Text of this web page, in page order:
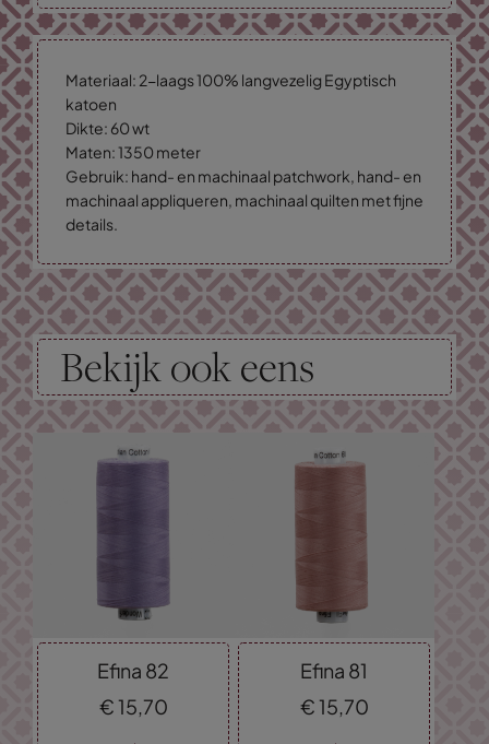
Materiaal: 2-laags 100% langvezelig Egyptisch
katoen
Dikte: 60 wt
Maten: 1350 meter
Gebruik: hand- en machinaal patchwork, hand- en
machinaal appliqueren, machinaal quilten met fijne
details.
Bekijk ook eens
Efina 82
€15,70
Efina 81
€15,70